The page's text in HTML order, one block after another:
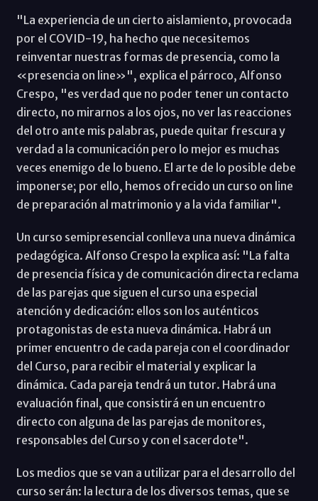
"La experiencia de un cierto aislamiento, provocada
por el COVID-19, ha hecho que necesitemos
reinventar nuestras formas de presencia, como la
«presencia on line»", explica el párroco, Alfonso
Crespo, "es verdad que no poder tener un contacto
directo, no mirarnos a los ojos, no ver las reacciones
del otro ante mis palabras, puede quitar frescura y
verdad a la comunicación pero lo mejor es muchas
veces enemigo de lo bueno. El arte de lo posible debe
imponerse; por ello, hemos ofrecido un curso on line
de preparación al matrimonio y a la vida familiar".
Un curso semipresencial conlleva una nueva dinámica
pedagógica. Alfonso Crespo la explica así: "La falta
de presencia física y de comunicación directa reclama
de las parejas que siguen el curso una especial
atención y dedicación: ellos son los auténticos
protagonistas de esta nueva dinámica. Habrá un
primer encuentro de cada pareja con el coordinador
del Curso, para recibir el material y explicar la
dinámica. Cada pareja tendrá un tutor. Habrá una
evaluación final, que consistirá en un encuentro
directo con alguna de las parejas de monitores,
responsables del Curso y con el sacerdote".
Los medios que se van a utilizar para el desarrollo del
curso serán: la lectura de los diversos temas, que se